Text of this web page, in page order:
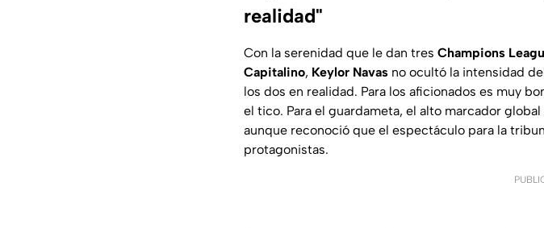
realidad"
Con la serenidad que le dan tres Champions
Capitalino, Keylor Navas no ocultó la intensidad
los dos en realidad. Para los aficionados es muy
el tico. Para el guardameta, el alto marcador
aunque reconoció que el espectáculo para la
protagonistas.